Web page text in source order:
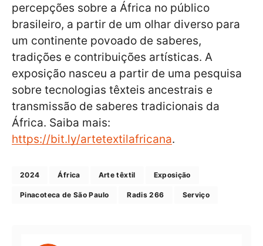
percepções sobre a África no público
brasileiro, a partir de um olhar diverso para
um continente povoado de saberes,
tradições e contribuições artísticas. A
exposição nasceu a partir de uma pesquisa
sobre tecnologias têxteis ancestrais e
transmissão de saberes tradicionais da
África. Saiba mais:
https://bit.ly/artetextilafricana.
2024 África Arte têxtil Exposição
Pinacoteca de São Paulo Radis 266 Serviço